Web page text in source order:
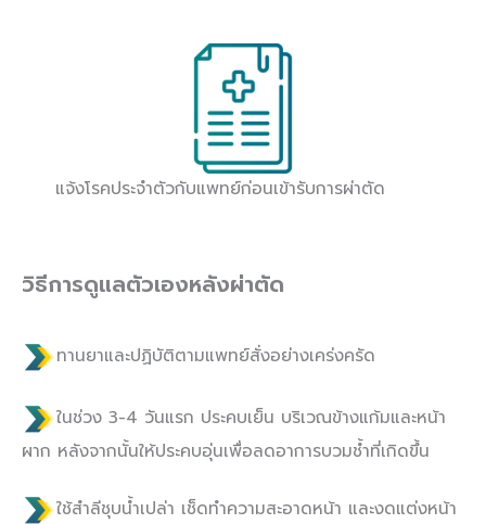
แจ้งโรคประจำตัวกับแพทย์ก่อนเข้ารับการผ่าตัด
วิธีการดูแลตัวเองหลังผ่าตัด
ทานยาและปฏิบัติตามแพทย์สั่งอย่างเคร่งครัด
ในช่วง 3-4 วันแรก ประคบเย็น บริเวณข้างแก้มและหน้า
ผาก หลังจากนั้นให้ประคบอุ่นเพื่อลดอาการบวมช้ำที่เกิดขึ้น
ใช้สำลีชุบน้ำเปล่า เช็ดทำความสะอาดหน้า และงดแต่งหน้า